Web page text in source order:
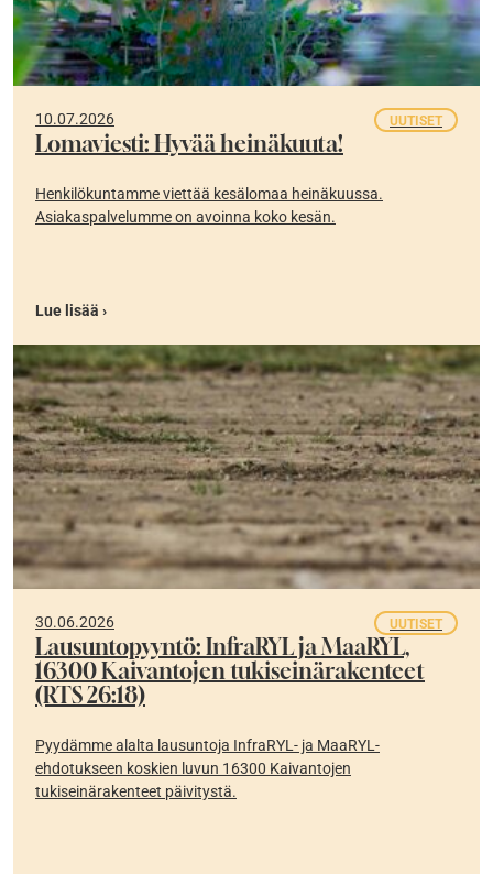
10.07.2026 UUTISET
Lomaviesti: Hyvää heinäkuuta!
Henkilökuntamme viettää kesälomaa heinäkuussa.
Asiakaspalvelumme on avoinna koko kesän.
Lue lisää ›
30.06.2026 UUTISET
Lausuntopyyntö: InfraRYL ja MaaRYL,
16300 Kaivantojen tukiseinärakenteet
(RTS 26:18)
Pyydämme alalta lausuntoja InfraRYL- ja MaaRYL-
ehdotukseen koskien luvun 16300 Kaivantojen
tukiseinärakenteet päivitystä.